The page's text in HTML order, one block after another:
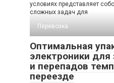
условиях представляет
сложных задач для
Перевозка
Оптимальная
электроники
и перепадов
переезде